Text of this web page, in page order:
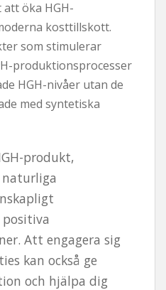
öka HGH-
kosttillskott.
som stimulerar
produktionsprocesser
HGH-nivåer utan de
med syntetiska
produkt,
Att engagera sig
kan också ge
och hjälpa dig